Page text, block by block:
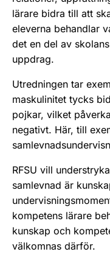
lärare bidra till att
eleverna behandlar
det en del av
uppdrag.
Utredningen tar
maskulinitet tycks
pojkar, vilket
negativt. Här, till
RFSU vill
samlevnad är
kompetens lärare
kunskap och
välkomnas därför.